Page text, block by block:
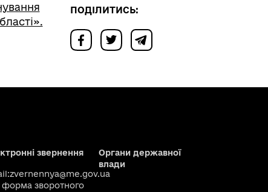
ПОДІЛИТИСЬ:
звернення
zvernennya@me.gov.ua
форма зворотного
Органи державної
влади